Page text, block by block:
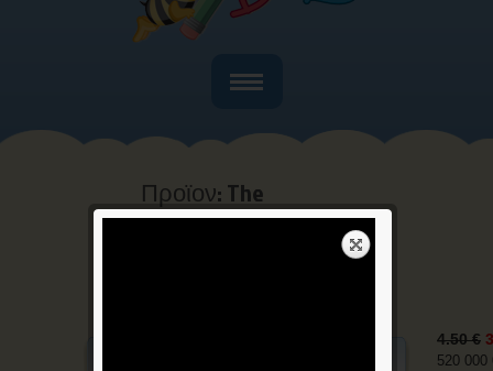
Home
Ποιοί είμαστε
Bιβλία
Προϊον: The
Sentence Game
4.50 €
520 000